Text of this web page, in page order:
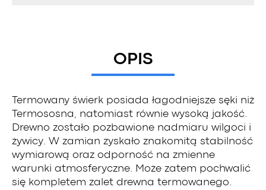
OPIS
Termowany świerk posiada łagodniejsze sęki niż
Termososna, natomiast równie wysoką jakość.
Drewno zostało pozbawione nadmiaru wilgoci i
żywicy. W zamian zyskało znakomitą stabilność
wymiarową oraz odporność na zmienne
warunki atmosferyczne. Może zatem pochwalić
się kompletem zalet drewna termowanego.